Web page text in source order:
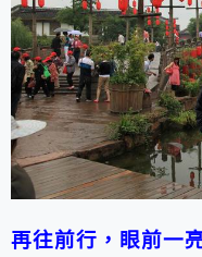
再往前行，眼前一